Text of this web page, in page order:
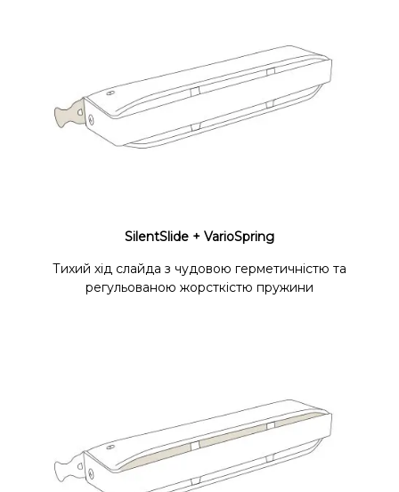
SilentSlide + VarioSpring
Тихий хід слайда з чудовою герметичністю та
регульованою жорсткістю пружини